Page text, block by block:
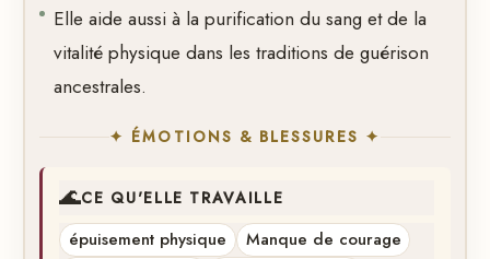
Elle aide aussi à la purification du sang et de la
vitalité physique dans les traditions de guérison
ancestrales.
✦ ÉMOTIONS & BLESSURES ✦
🌊CE QU'ELLE TRAVAILLE
épuisement physique
Manque de courage